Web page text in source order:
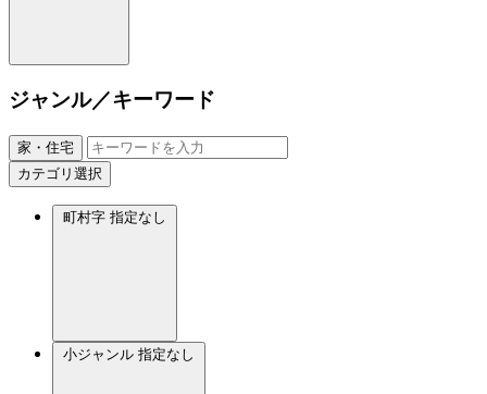
ジャンル／キーワード
家・住宅
カテゴリ選択
町村字 指定なし
小ジャンル 指定なし